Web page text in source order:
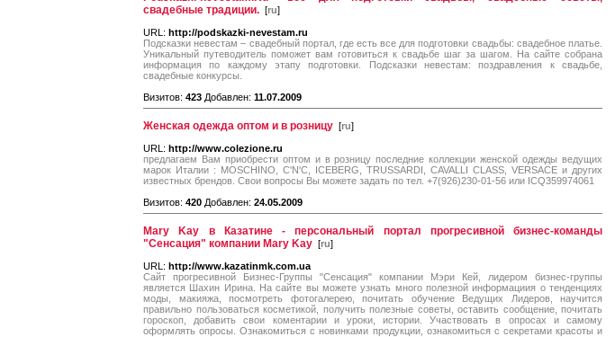
свадебные традиции. [ru]
URL: http://podskazki-nevestam.ru
Подсказки невестам – свадебный портал, где есть все для подготовки свадьбы: свадебное платье.
Уникальный путеводитель поможет вам готовиться к свадьбе шаг за шагом. На сайте собрана
информация по каждому этапу подготовки. Подсказки невестам: поздравления к свадьбе,
свадебные конкурсы.
Визитов: 423 Добавлен: 11.07.2009
Женская одежда оптом и в розницу [ru]
URL: http://www.colezione.ru
предлагаем Вам приобрести оптом и в розницу последние коллекции женской одежды ведущих
марок Италии : MOSCHINO, C'N'C, ICEBERG, TRUSSARDI, CAVALLI CLASS, VERSACE и других
известных брендов. Свои вопросы Вы можете задать по тел. +7(926)230-01-56 или ICQ359974061
Визитов: 420 Добавлен: 24.05.2009
Mary Kay в Казатине - персональный портал прогресивной бизнес-команды
"Сенсация" компании Mary Kay [ru]
URL: http://www.kazatinmk.com.ua
Сайт прогресивной Бизнес-Группы "Сенсация" компании Мэри Кей, лидером бизнес-группы
является Шахин Ирина. На сайте вы можете узнать много полезной информациия о тенденциях
моды, макияжа, посмотреть фотогалерею, почитать обучение Ведущих Лидеров, научится
правильно пользоваться косметикой, получить полезные советы, оставить сообщение, почитать
гороскоп, добавить свои коментарии и уроки, истории. Участвовать в опросах и самому
оформлять опросы. Ознакомиться с новинками продукции, ознакомиться с секретами красоты и